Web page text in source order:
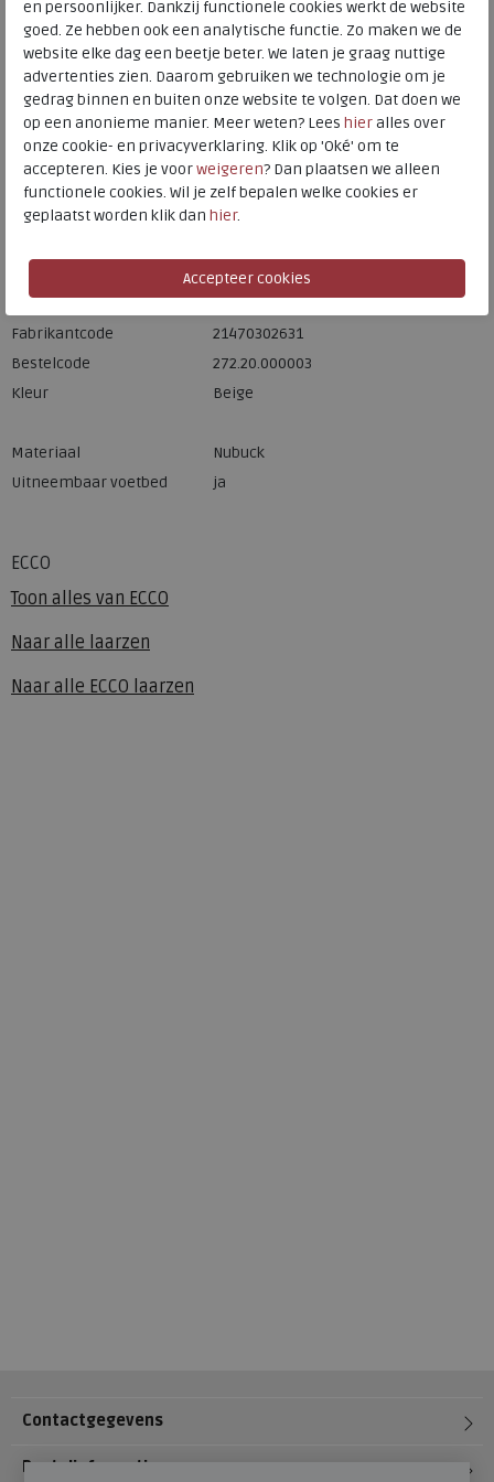
ECCO
Toon alles van ECCO
Naar alle laarzen
Naar alle ECCO laarzen
HEEMSKERK
Meijerink Hoorn
HOORN
Hulp nodig? bel:0229 760 760
Gratis verzending binnen Nederland*
Voor 14:00 uur besteld = dezelfde werkdag verzonden*
Merk
ECCO
Fabrikantcode
21470302631
Bestelcode
272.20.000003
Kleur
Beige
Materiaal
Nubuck
Uitneembaar voetbed
ja
Contactgegevens
Bestelinformatie
en persoonlijker. Dankzij functionele cookies werkt de website
goed. Ze hebben ook een analytische functie. Zo maken we de
website elke dag een beetje beter. We laten je graag nuttige
advertenties zien. Daarom gebruiken we technologie om je
gedrag binnen en buiten onze website te volgen. Dat doen we
op een anonieme manier. Meer weten? Lees hieralles over
onze cookie- en privacyverklaring. Klik op 'Oké' om te
accepteren. Kies je voorweigeren? Dan plaatsen we alleen
functionele cookies. Wil je zelf bepalen welke cookies er
geplaatst worden klik dan hier.